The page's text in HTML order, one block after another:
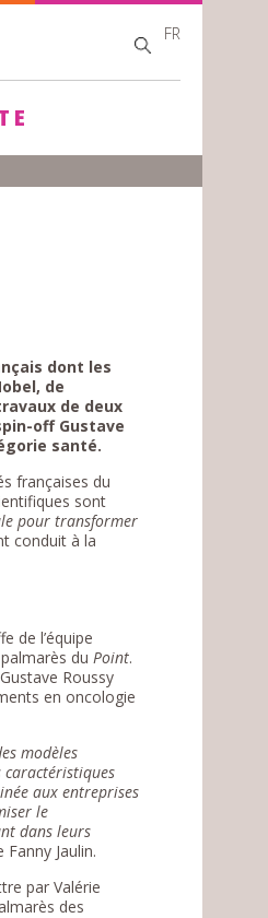
SEARCH
FORM
SEARCH
FR
dont les
de
de deux
off Gustave
santé.
françaises du
sont
pour transformer
conduit à la
de l’équipe
du Point.
Roussy
en oncologie
modèles
aux entreprises
le
dans leurs
Fanny Jaulin.
par Valérie
des